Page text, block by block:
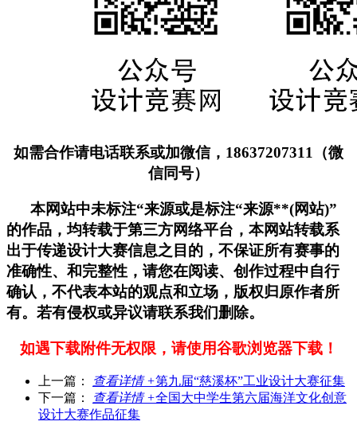
如需合作请电话联系或加微信，18637207311（微
信同号）
本网站中未标注“来源或是标注“来源**(网站)”
的作品，均转载于第三方网络平台，本网站转载系
出于传递设计大赛信息之目的，不保证所有赛事的
准确性、和完整性，请您在阅读、创作过程中自行
确认，不代表本站的观点和立场，版权归原作者所
有。若有侵权或异议请联系我们删除。
如遇下载附件无权限，请使用谷歌浏览器下载！
上一篇： 查看详情 +第九届“慈溪杯”工业设计大赛征集
下一篇：
查看详情 +全国大中学生第六届海洋文化创意
设计大赛作品征集